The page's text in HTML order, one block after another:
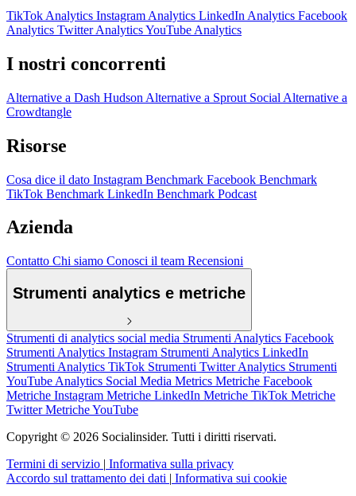
TikTok Analytics Instagram Analytics LinkedIn Analytics Facebook
Analytics Twitter AnalyticsYouTube Analytics
I nostri concorrenti
Alternative a Dash Hudson Alternative a Sprout Social Alternative a
Crowdtangle
Risorse
Cosa dice il dato Instagram Benchmark Facebook Benchmark
TikTok Benchmark LinkedIn Benchmark Podcast
Azienda
Contatto Chi siamo Conosci il team Recensioni
Strumenti analytics e metriche
Strumenti di analytics social media Strumenti Analytics Facebook
Strumenti Analytics Instagram Strumenti Analytics LinkedIn
Strumenti Analytics TikTok Strumenti Twitter Analytics Strumenti
YouTube Analytics Social Media Metrics Metriche Facebook
Metriche Instagram Metriche LinkedIn Metriche TikTok Metriche
TwitterMetriche YouTube
Copyright © 2026 Socialinsider. Tutti i diritti riservati.
Termini di servizio | Informativa sulla privacy
Accordo sul trattamento dei dati | Informativa sui cookie